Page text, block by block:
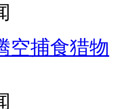
空捕食猎物